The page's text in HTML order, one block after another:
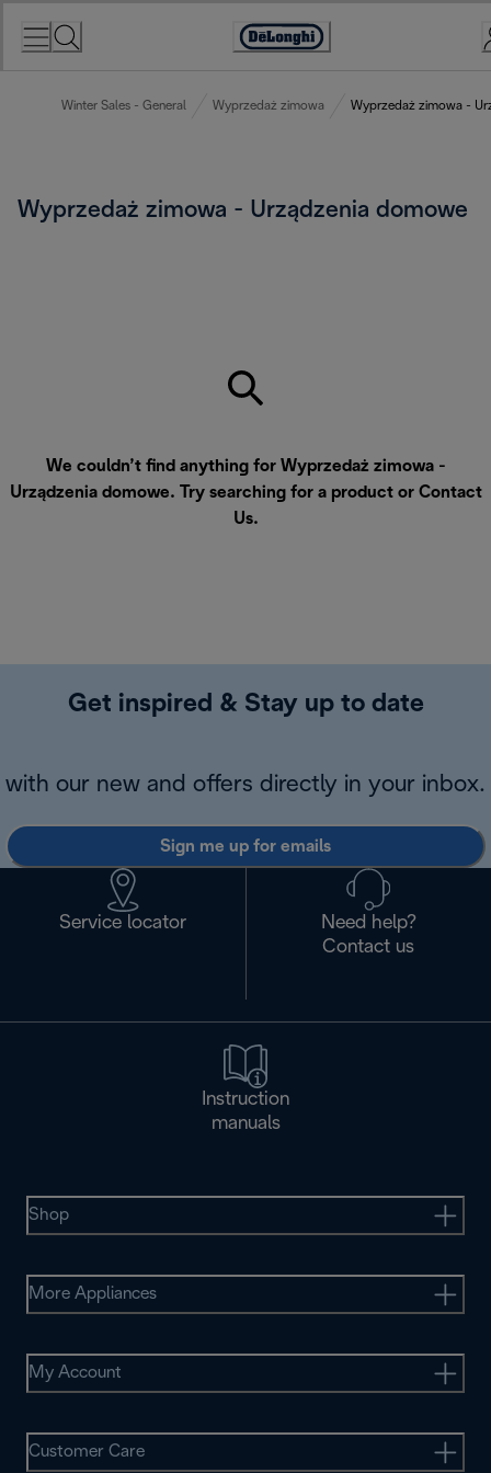
Accessibility
Winter Sales - General Wyprzedaż zimowa Wyprzedaż zimowa -
Wyprzedaż zimowa - Urządzenia domowe
We couldn’t find anything for Wyprzedaż zimowa -
Urządzenia domowe. Try searching for a product or Contact
Us.
Get inspired & Stay up to date
with our new and offers directly in your inbox.
Sign me up for emails
Service locator
Need help?
Contact us
Instruction
manuals
Shop
More Appliances
My Account
Customer Care